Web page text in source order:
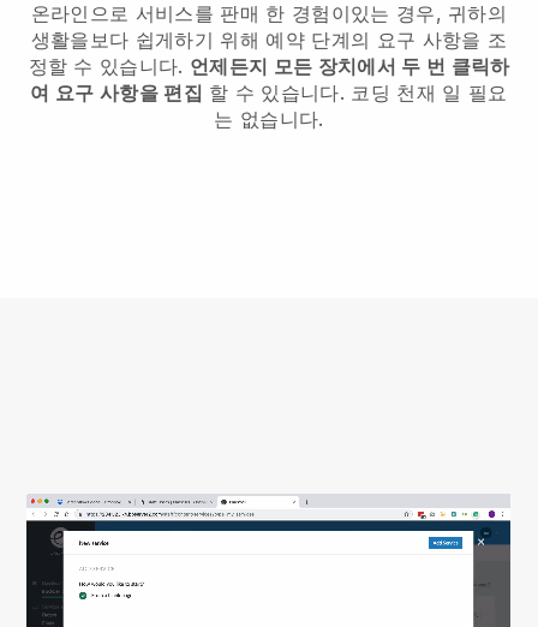
온라인으로 서비스를 판매 한 경험이있는 경우, 귀하의
생활을보다 쉽게하기 위해 예약 단계의 요구 사항을 조
정할 수 있습니다. 언제든지 모든 장치에서 두 번 클릭하
여 요구 사항을 편집 할 수 있습니다. 코딩 천재 일 필요
는 없습니다.